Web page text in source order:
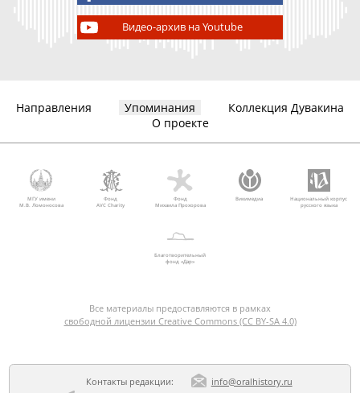
Видео-архив на Youtube
Направления Упоминания
Коллекция Дувакина
О проекте
МГУ имени
М.В. Ломоносова
Фонд
AVC Charity
Фонд
Михаила Прохорова
Викимедиа
Национальный корпус
русского языка
Благотворительный
фонд «Дар»
Все материалы предоставляются в рамках
свободной лицензии Creative Commons (CC BY-SA 4.0)
Контакты редакции:
info@oralhistory.ru